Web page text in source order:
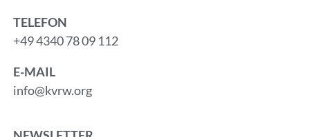
TELEFON
+49 4340 78 09 112
E-MAIL
info@kvrw.org